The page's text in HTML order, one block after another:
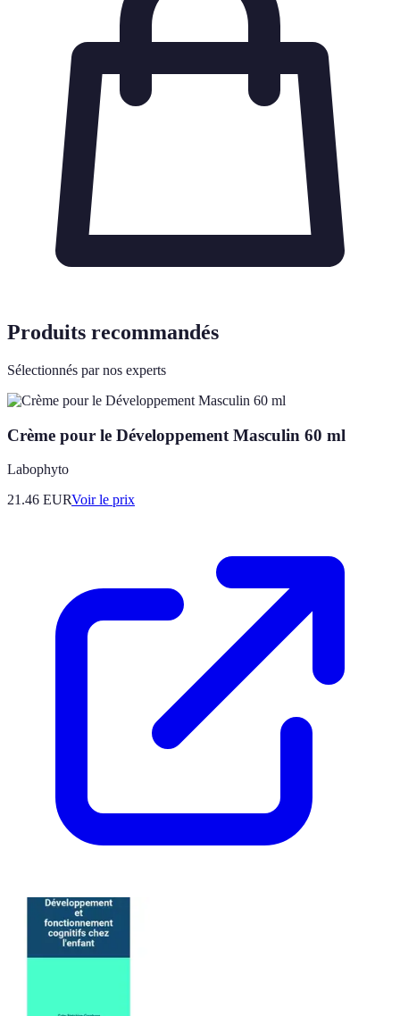
Produits recommandés
Sélectionnés par nos experts
Crème pour le Développement Masculin 60 ml
Labophyto
21.46 EURVoir le prix